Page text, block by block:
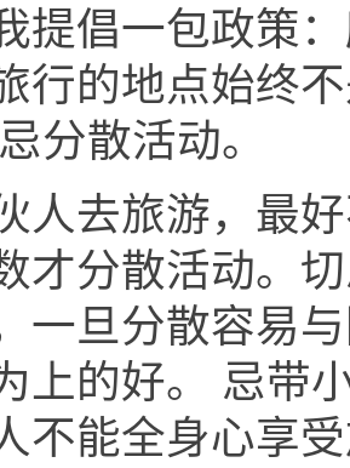
提倡一包政策
行的地点始终
分散活动。
人去旅游，最
才分散活动。
一旦分散容易
上的好。 忌带
不能全身心享